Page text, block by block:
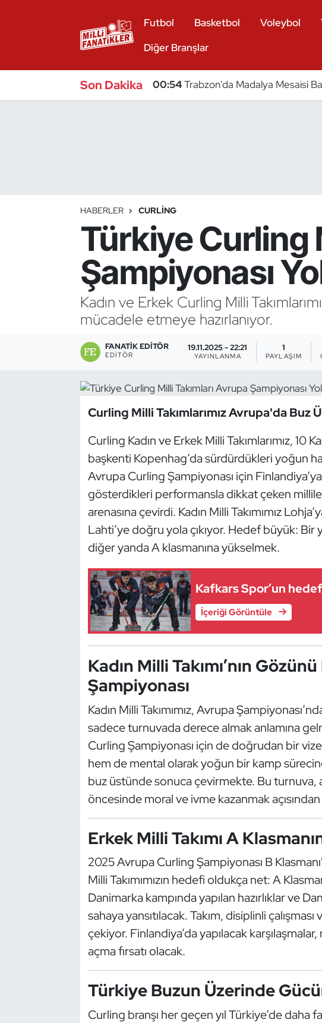
Futbol Basketbol Voleybol
Diğer Branşlar
Son Dakika 00:54Trabzon'da Madalya Mesaisi
HABERLER CURLING
Türkiye Curling
Şampiyonası
Kadın ve Erkek Curling Milli
mücadele etmeye hazırlanıyor.
FANATIK EDITÖR
EDITÖR
19.11.2025 - 22:21
YAYINLANMA
1
PAYLAŞIM
Curling Milli Takımlarımız Avrupa'da Buz
Curling Kadın ve Erkek Milli Takımlarımız, 10
başkenti Kopenhag’da sürdürdükleri yoğun
Avrupa Curling Şampiyonası için
gösterdikleri performansla dikkat çeken
arenasına çevirdi. Kadın Milli Takımımız
Lahti’ye doğru yola çıkıyor. Hedef büyük: Bir
diğer yanda A klasmanına yükselmek.
Kafkars Spor’un
İçeriği Görüntüle
Kadın Milli Takımı’nın
Şampiyonası
Kadın Milli Takımımız, Avrupa
sadece turnuvada derece almak anlamına
Curling Şampiyonası için de doğrudan bir
hem de mental olarak yoğun bir kamp
buz üstünde sonuca çevirmekte. Bu turnuva,
öncesinde moral ve ivme kazanmak
Erkek Milli Takımı A
2025 Avrupa Curling Şampiyonası B
Milli Takımımızın hedefi oldukça net: A
Danimarka kampında yapılan hazırlıklar ve
sahaya yansıtılacak. Takım, disiplinli
çekiyor. Finlandiya’da yapılacak
açma fırsatı olacak.
Türkiye Buzun Üzerinde
Curling branşı her geçen yıl Türkiye’de daha
Bocce Bowling Dart
Buz Hokeyi
Dövüş Sanatı
Hava Sporları
İşitme Engelli Sporcular
Judo ve Kuraş
Kano ve Rafting